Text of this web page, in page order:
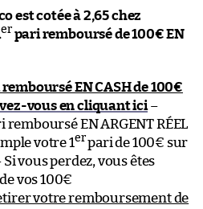
est cotée à 2,65 chez
er pari remboursé de 100€ EN
EN CASH de 100€
vous en cliquant ici–
remboursé EN ARGENT RÉEL
votre 1erpari de 100€ sur
Si vous perdez, vous êtes
vos 100€
votre remboursement de